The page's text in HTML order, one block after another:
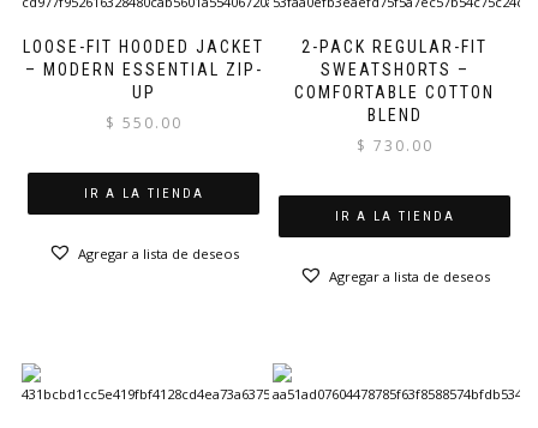
LOOSE-FIT HOODED JACKET
– MODERN ESSENTIAL ZIP-
UP
$ 550.00
IR A LA TIENDA
Agregar a lista de deseos
2-PACK REGULAR-FIT
SWEATSHORTS –
COMFORTABLE COTTON
BLEND
$ 730.00
IR A LA TIENDA
Agregar a lista de deseos